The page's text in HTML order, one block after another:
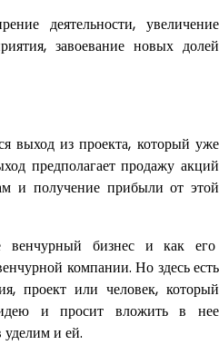
деятельности, увеличение
завоевание новых долей
выход из проекта, который уже
предполагает продажу акций
и получение прибыли от этой
венчурный бизнес и как его
компании. Но здесь есть
проект или человек, который
и просит вложить в нее
уделим и ей.